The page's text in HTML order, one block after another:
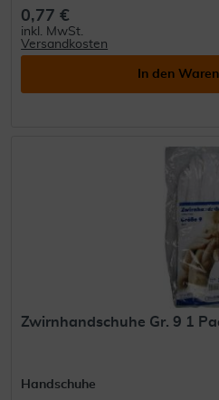
0,77 €
inkl. MwSt.
Versandkosten
In den
Zwirnhandschuhe Gr. 9 1
Handschuhe